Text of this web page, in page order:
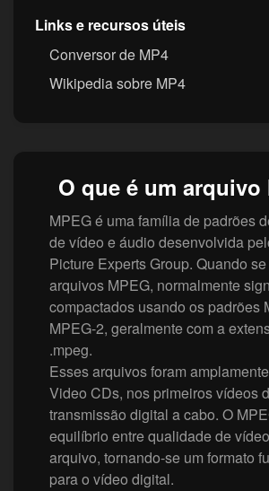
Links e recursos úteis
Conversor de MP4
Wikipedia sobre MP4
O que é um arquivo
MPEG é uma família de padrões
de vídeo e áudio desenvolvida
Picture Experts Group. Quando
arquivos MPEG, normalmente
compactados usando os padrões
MPEG-2, geralmente com a
.mpeg.
Esses arquivos foram
Video CDs, nos primeiros vídeos
transmissão digital a cabo. O
equilíbrio entre qualidade de
arquivo, tornando-se um formato
para o vídeo digital.